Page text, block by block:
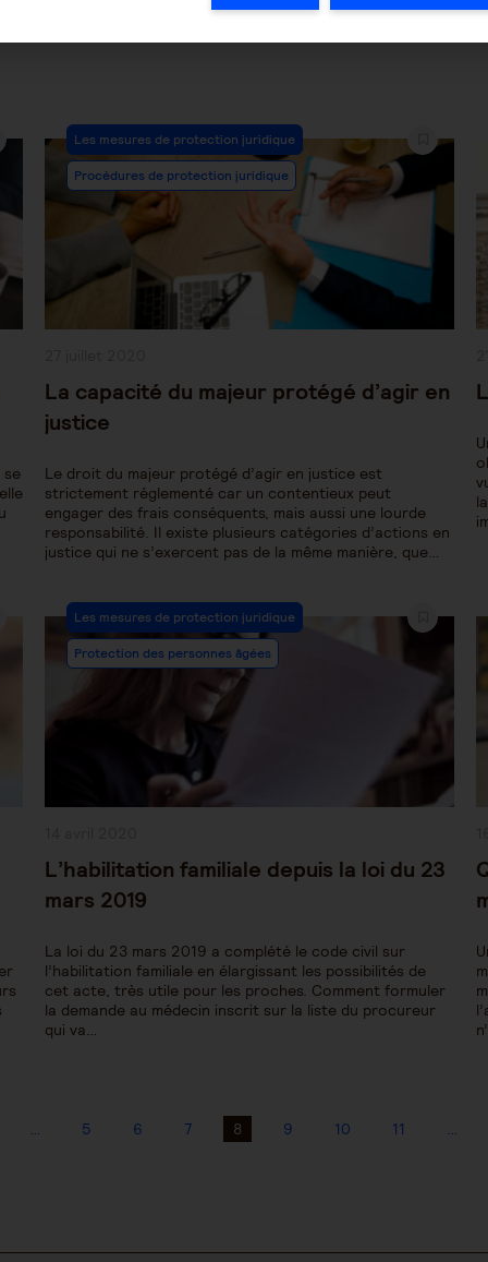
se
Post
Category:
Les mesures de protection juridique
Procédures de protection juridique
La capacité du majeur protégé d’agir en
justice
Le droit du majeur protégé d’agir en justice est
strictement réglementé car un contentieux peut
engager des frais conséquents, mais aussi une lourde
responsabilité. Il existe plusieurs catégories d’actions en
justice qui ne s’exercent pas de la même manière, que…
Post
Category:
Les mesures de protection juridique
Protection des personnes âgées
L’habilitation familiale depuis la loi du 23
mars 2019
La loi du 23 mars 2019 a complété le code civil sur
l’habilitation familiale en élargissant les possibilités de
cet acte, très utile pour les proches. Comment formuler
la demande au médecin inscrit sur la liste du procureur
qui va…
… 5 6 7 8 9 10 11 …